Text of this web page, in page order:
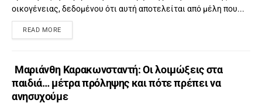
οικογένειας, δεδομένου ότι αυτή αποτελείται από μέλη που...
READ MORE
Μαριάνθη Καρακωνσταντή: Οι λοιμώξεις στα
παιδιά… μέτρα πρόληψης και πότε πρέπει να
ανησυχούμε